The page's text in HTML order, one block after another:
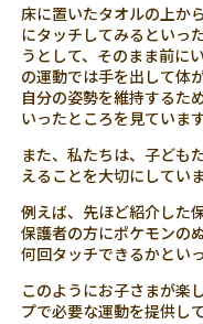
床に置いたタオルの上か
にタッチしてみるといっ
うとして、そのまま前に
の運動では手を出して体
自分の姿勢を維持するた
いったところを見ています
また、私たちは、子ども
えることを大切にしていま
例えば、先ほど紹介した
保護者の方にポケモンの
何回タッチできるかとい
このようにお子さまが楽
プで必要な運動を提供し